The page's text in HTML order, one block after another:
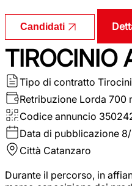
Candidati
TIROCINIO
Tipo di contratto
Retribuzione Lorda 700
Codice annuncio
Data di pubblicazione
Città Catanzaro
Durante il percorso, in